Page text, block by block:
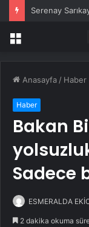
Serenay
Menü
Anasayfa / Haber
Haber
Bakan
Sadece
ESMERALDA
2 dakika okuma